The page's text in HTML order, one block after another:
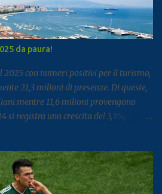
da paura!
2025 con numeri positivi per il turismo,
21,3 milioni di presenze. Di queste,
mentre 11,6 milioni provengono
si registra una crescita del 3,3%,
come di consueto con alcuni mesi
l’andamento complessivo del
e Sorrento trainano il settore: Tra